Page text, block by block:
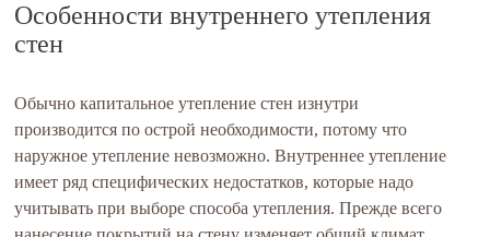
Особенности внутреннего утепления
стен
Обычно капитальное утепление стен изнутри
производится по острой необходимости, потому что
наружное утепление невозможно. Внутреннее утепление
имеет ряд специфических недостатков, которые надо
учитывать при выборе способа утепления. Прежде всего